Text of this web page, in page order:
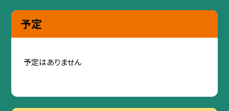
予定
予定はありません